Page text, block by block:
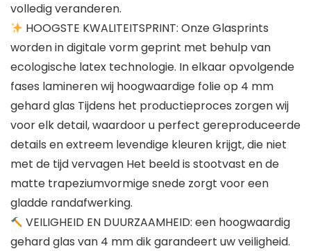
volledig veranderen.
HOOGSTE KWALITEITSPRINT: Onze Glasprints
worden in digitale vorm geprint met behulp van
ecologische latex technologie. In elkaar opvolgende
fases lamineren wij hoogwaardige folie op 4 mm
gehard glas Tijdens het productieproces zorgen wij
voor elk detail, waardoor u perfect gereproduceerde
details en extreem levendige kleuren krijgt, die niet
met de tijd vervagen Het beeld is stootvast en de
matte trapeziumvormige snede zorgt voor een
gladde randafwerking.
VEILIGHEID EN DUURZAAMHEID: een hoogwaardig
gehard glas van 4 mm dik garandeert uw veiligheid.